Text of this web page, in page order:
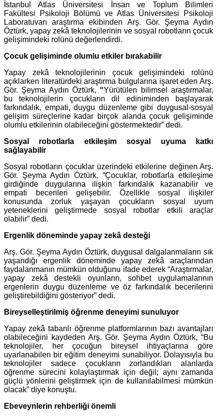
İstanbul Atlas Üniversitesi İnsan ve Toplum Bilimleri
Fakültesi Psikoloji Bölümü ve Atlas Üniversitesi Psikoloji
Laboratuvarı araştırma ekibinden Arş. Gör. Şeyma Aydın
Öztürk, yapay zekâ teknolojilerinin ve sosyal robotların çocuk
gelişimindeki rolünü değerlendirdi.
Çocuk gelişiminde olumlu etkiler bırakabilir
Yapay zekâ teknolojilerinin çocuk gelişimindeki rolünü
açıklarken literatürdeki araştırma bulgularına işaret eden Arş.
Gör. Şeyma Aydın Öztürk, “Yürütülen bilimsel araştırmalar,
bu teknolojilerin çocukların dil ediniminden başlayarak
farkındalık, empati, duygu düzenleme gibi duygusal-sosyal
gelişim süreçlerine kadar birçok alanda çocuk gelişiminde
olumlu etkilerinin olabileceğini göstermektedir” dedi.
Sosyal robotlarla etkileşim sosyal uyuma katkı
sağlayabilir
Sosyal robotların çocuklar üzerindeki etkilerine değinen Arş.
Gör. Şeyma Aydın Öztürk, “Çocuklar, robotlarla etkileşime
girdiğinde duygularına ilişkin farkındalık kazanabilir ve
empati becerileri gelişebilir. Özellikle sosyal ilişkiler
konusunda zorluk yaşayan çocukların sosyal uyum
yeteneklerini geliştirmede sosyal robotlar etkili araçlar
olabilir” dedi.
Ergenlik döneminde yapay zekâ desteği
Arş. Gör. Şeyma Aydın Öztürk, duygusal dalgalanmaların sık
yaşandığı ergenlik döneminde yapay zekâ araçlarından
faydalanmanın mümkün olduğunu ifade ederek “Araştırmalar,
yapay zekâ destekli oyunların, sohbet uygulamalarının
ergenlerin duygu düzenleme ve öz farkındalık becerilerini
geliştirebildiğini gösteriyor” dedi.
Bireyselleştirilmiş öğrenme deneyimi sunuluyor
Yapay zekâ tabanlı öğrenme platformlarının bazı avantajları
olabileceğini kaydeden Arş. Gör. Şeyma Aydın Öztürk, “Bu
teknolojiler, her çocuğun bireysel ihtiyaçlarına göre
uyarlanabilen bir eğitim deneyimi sunabiliyor. Dolayısıyla bu
teknolojiler sadece çocukların zorlandıkları alanlarda
öğrenme sürecini kolaylaştırmak için değil; aynı zamanda
güçlü yönlerini geliştirmek için de kullanılabilmesi mümkün
olacak” diye konuştu.
Ebeveynlerin rehberliği önemli